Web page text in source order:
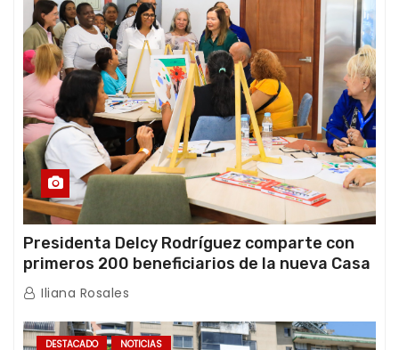
Presidenta Delcy Rodríguez comparte con
primeros 200 beneficiarios de la nueva Casa
de los Abuelos “La Primavera” en Caracas
Iliana Rosales
DESTACADO NOTICIAS